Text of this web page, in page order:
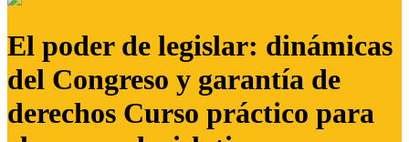
El poder de legislar: dinámicas
del Congreso y garantía de
derechos Curso práctico para